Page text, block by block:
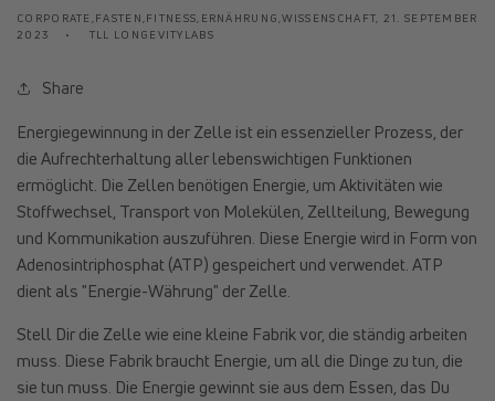
CORPORATE,FASTEN,FITNESS,ERNÄHRUNG,WISSENSCHAFT, 21. SEPTEMBER
2023
TLL LONGEVITYLABS
Share
Energiegewinnung in der Zelle ist ein essenzieller Prozess, der
die Aufrechterhaltung aller lebenswichtigen Funktionen
ermöglicht. Die Zellen benötigen Energie, um Aktivitäten wie
Stoffwechsel, Transport von Molekülen, Zellteilung, Bewegung
und Kommunikation auszuführen. Diese Energie wird in Form von
Adenosintriphosphat (ATP) gespeichert und verwendet. ATP
dient als "Energie-Währung" der Zelle.
Stell Dir die Zelle wie eine kleine Fabrik vor, die ständig arbeiten
muss. Diese Fabrik braucht Energie, um all die Dinge zu tun, die
sie tun muss. Die Energie gewinnt sie aus dem Essen, das Du